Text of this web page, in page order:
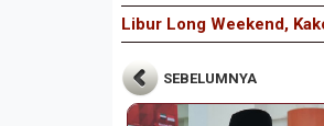
Libur Long Weekend,
SEBELUMNYA